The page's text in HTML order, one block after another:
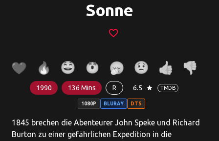
Sonne
favorite_border
1990 136 Mins R 6.5 star TMDB
1080P BLURAY DTS
1845 brechen die Abenteurer John Speke und Richard
Burton zu einer gefährlichen Expedition in die